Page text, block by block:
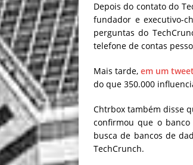
Depois do contato do
fundador e executivo-
perguntas do
telefone de contas
Mais tarde,em um tweet
do que 350.000
Chtrbox também disse
confirmou que o
busca de bancos de
TechCrunch.